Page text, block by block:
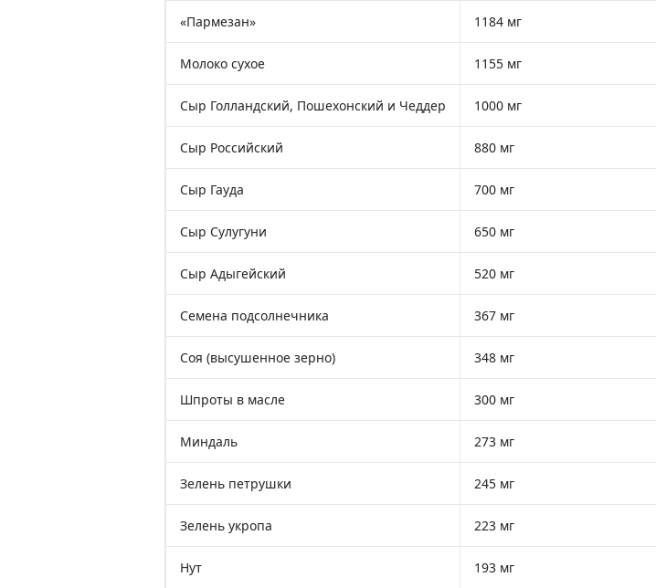
«Пармезан» 1184 мг
Молоко сухое 1155 мг
Сыр Голландский, Пошехонский и Чеддер 1000 мг
Сыр Российский 880 мг
Сыр Гауда 700 мг
Сыр Сулугуни 650 мг
Сыр Адыгейский 520 мг
Семена подсолнечника 367 мг
Соя (высушенное зерно) 348 мг
Шпроты в масле 300 мг
Миндаль 273 мг
Зелень петрушки 245 мг
Зелень укропа 223 мг
Нут 193 мг